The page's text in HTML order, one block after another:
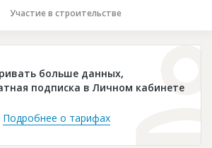
Участие в строительстве
больше данных,
подписка в Личном кабинете
Подробнее о тарифах